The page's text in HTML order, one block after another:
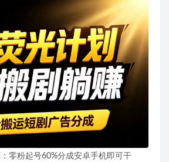
零粉起号60%分成安卓手机即可干